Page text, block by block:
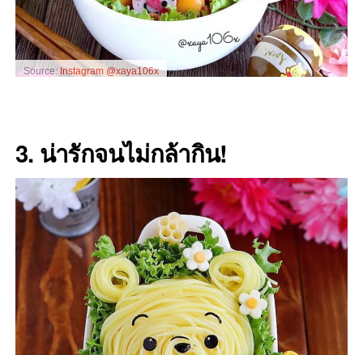
Source: Instagram @xaya106x
3. น่ารักจนไม่กล้ากิน!